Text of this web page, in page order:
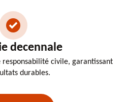
decennale
responsabilité civile, garantissant
durables.